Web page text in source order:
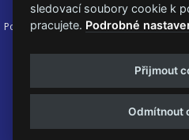
Podmínky užití 🍪 Změnit nastavení
Web s
k metalu
Viktor
sledovací soubory cookie k
pracujete. Podrobné
Přijmout
Odmítnout